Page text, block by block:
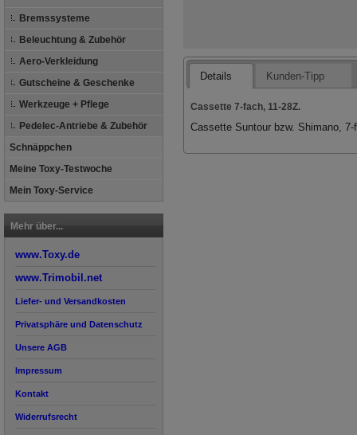
Bremssysteme
Beleuchtung & Zubehör
Aero-Verkleidung
Gutscheine & Geschenke
Werkzeuge + Pflege
Pedelec-Antriebe & Zubehör
Schnäppchen
Meine Toxy-Testwoche
Mein Toxy-Service
Mehr über...
www.Toxy.de
www.Trimobil.net
Liefer- und Versandkosten
Privatsphäre und Datenschutz
Unsere AGB
Impressum
Kontakt
Widerrufsrecht
Details Kunden-Tipp
Cassette 7-fach, 11-28Z.
Cassette Suntour bzw. Shimano,